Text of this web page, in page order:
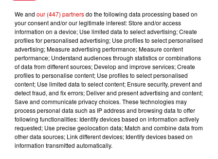
Le Duel - Gagnez votre balade
en jet ski !
Podcasts Voir plus
Kelly Massol, figure
emblématique de
We and our (447) partnersdo the following data processing based on
your consent and/or our legitimate interest: Store and/or access
information on a device; Use limited data to select advertising; Create
profiles for personalised advertising; Use profiles to select personalised
advertising; Measure advertising performance; Measure content
performance; Understand audiences through statistics or combinations
of data from different sources; Develop and improve services; Create
profiles to personalise content; Use profiles to select personalised
content; Use limited data to select content; Ensure security, prevent and
detect fraud, and fix errors; Deliver and present advertising and content;
Save and communicate privacy choices. These technologies may
process personal data such as IP address and browsing data to offer
following functionalities: Identify devices based on information actively
requested; Use precise geolocation data; Match and combine data from
other data sources; Link different devices; Identify devices based on
information transmitted automatically.